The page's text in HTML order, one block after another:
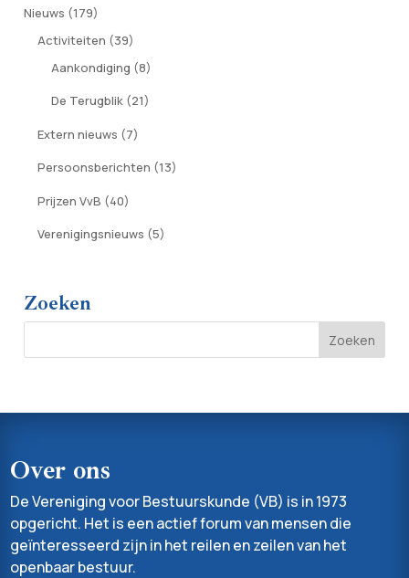
Nieuws (179)
Activiteiten (39)
Aankondiging (8)
De Terugblik (21)
Extern nieuws (7)
Persoonsberichten (13)
Prijzen VvB (40)
Verenigingsnieuws (5)
Zoeken
Over ons
De Vereniging voor Bestuurskunde (VB) is in 1973
opgericht. Het is een actief forum van mensen die
geïnteresseerd zijn in het reilen en zeilen van het
openbaar bestuur.